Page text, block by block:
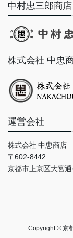
中村忠三郎商
株式会社 中忠
運営会社
株式会社 中忠商店
〒602-8442
京都市上京区大宮
Copyright © 京